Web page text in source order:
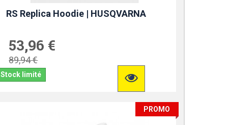
RS Replica Hoodie | HUSQVARNA
53,96 €
89,94 €
Stock limité
PROMO